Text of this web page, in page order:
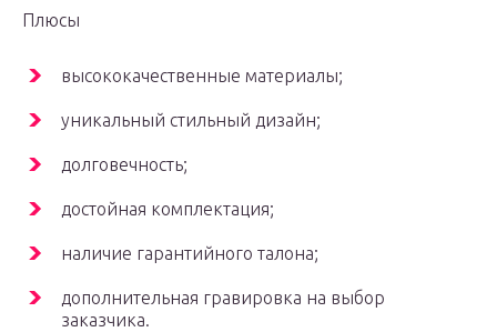
Плюсы
высококачественные материалы;
уникальный стильный дизайн;
долговечность;
достойная комплектация;
наличие гарантийного талона;
дополнительная гравировка на выбор
заказчика.